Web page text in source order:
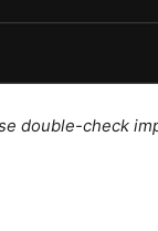
double-check